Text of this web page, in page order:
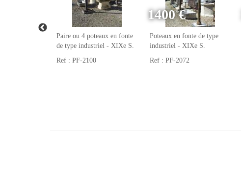
Paire ou 4 poteaux en fonte
de type industriel - XIXe S.
Ref : PF-2100
1400 €
Poteaux en fonte de type
industriel - XIXe S.
Ref : PF-2072